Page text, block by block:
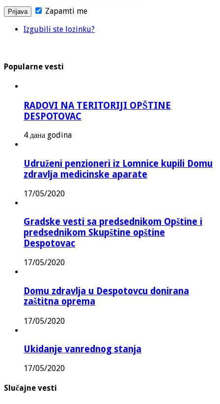
Zapamti me
Izgubili ste lozinku?
Popularne vesti
RADOVI NA TERITORIJI OPŠTINE
DESPOTOVAC
4 дана godina
Udruženi penzioneri iz Lomnice kupili Domu
zdravlja medicinske aparate
17/05/2020
Gradske vesti sa predsednikom Opštine i
predsednikom Skupštine opštine
Despotovac
17/05/2020
Domu zdravlja u Despotovcu donirana
zaštitna oprema
17/05/2020
Ukidanje vanrednog stanja
17/05/2020
Slučajne vesti